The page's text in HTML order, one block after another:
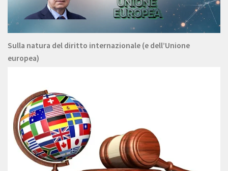
Sulla natura del diritto internazionale (e dell’Unione
europea)